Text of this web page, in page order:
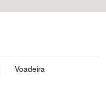
Voadeira